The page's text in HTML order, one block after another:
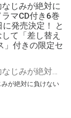
じみが絶対に
マCD付き6巻
発売決定！ と
て「差し替え
」付きの限定セ
が絶対に負けない